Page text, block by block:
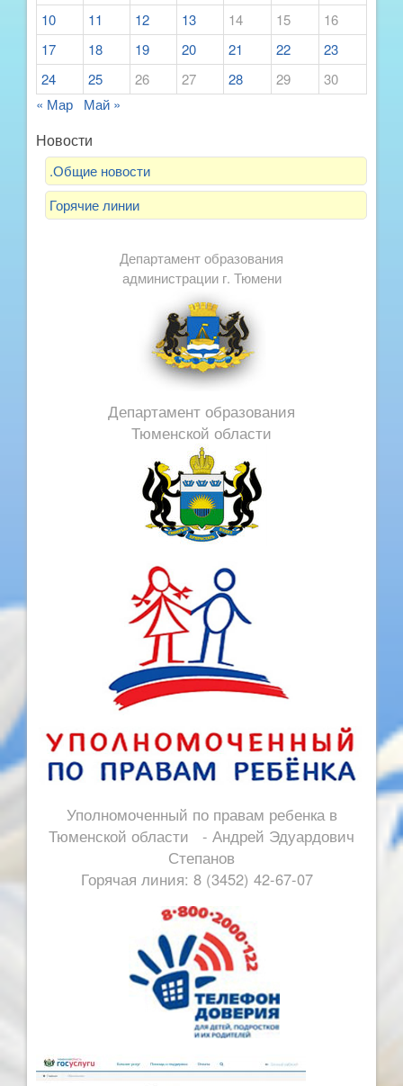
10
11 12 13 14 15
16
17
18 19 20 21 22
23
24
25 26 27 28 29
30
« Мар
Май »
Новости
.Общие новости
Горячие линии
Департамент образования
администрации г. Тюмени
Департамент образования
Тюменской области
Уполномоченный по правам ребенка в
Тюменской области - Андрей Эдуардович
Степанов
Горячая линия: 8 (3452) 42-67-07